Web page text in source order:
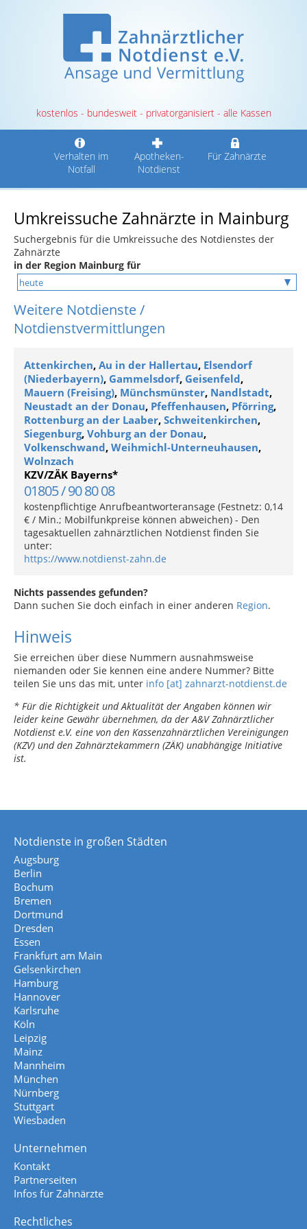
kostenlos - bundesweit - privatorganisiert - alle Kassen
Verhalten im
Notfall
Apotheken-
Notdienst
Für Zahnärzte
Umkreissuche Zahnärzte in Mainburg
Suchergebnis für die Umkreissuche des Notdienstes der
Zahnärzte
in der Region Mainburg für
Weitere Notdienste /
Notdienstvermittlungen
Attenkirchen, Au in der Hallertau, Elsendorf
(Niederbayern), Gammelsdorf, Geisenfeld,
Mauern (Freising), Münchsmünster, Nandlstadt,
Neustadt an der Donau, Pfeffenhausen, Pförring,
Rottenburg an der Laaber, Schweitenkirchen,
Siegenburg, Vohburg an der Donau,
Volkenschwand, Weihmichl-Unterneuhausen,
Wolnzach
KZV/ZÄK Bayerns*
01805 / 90 80 08
kostenpflichtige Anrufbeantworteransage (Festnetz: 0,14
€ / Min.; Mobilfunkpreise können abweichen) - Den
tagesaktuellen zahnärztlichen Notdienst finden Sie
unter:
https://www.notdienst-zahn.de
Nichts passendes gefunden?
Dann suchen Sie doch einfach in einer anderen Region.
Hinweis
Sie erreichen über diese Nummern ausnahmsweise
niemanden oder Sie kennen eine andere Nummer? Bitte
teilen Sie uns das mit, unter info [at] zahnarzt-notdienst.de
* Für die Richtigkeit und Aktualität der Angaben können wir
leider keine Gewähr übernehmen, da der A&V Zahnärztlicher
Notdienst e.V. eine von den Kassenzahnärztlichen Vereinigungen
(KZV) und den Zahnärztekammern (ZÄK) unabhängige Initiative
ist.
Notdienste in großen Städten
Augsburg
Berlin
Bochum
Bremen
Dortmund
Dresden
Essen
Frankfurt am Main
Gelsenkirchen
Hamburg
Hannover
Karlsruhe
Köln
Leipzig
Mainz
Mannheim
München
Nürnberg
Stuttgart
Wiesbaden
Unternehmen
Kontakt
Partnerseiten
Infos für Zahnärzte
Rechtliches